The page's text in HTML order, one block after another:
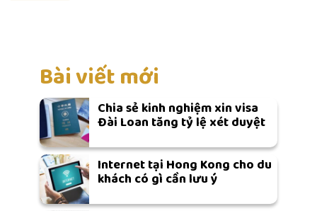
Bài viết mới
Chia sẻ kinh nghiệm xin visa
Đài Loan tăng tỷ lệ xét duyệt
Internet tại Hong Kong cho du
khách có gì cần lưu ý